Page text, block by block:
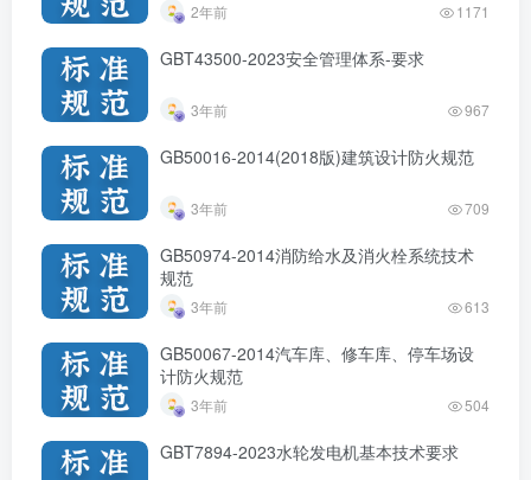
2年前 1171
GBT43500-2023安全管理体系-要求
3年前 967
GB50016-2014(2018版)建筑设计防火规范
3年前 709
GB50974-2014消防给水及消火栓系统技术
规范
3年前 613
GB50067-2014汽车库、修车库、停车场设
计防火规范
3年前 504
GBT7894-2023水轮发电机基本技术要求